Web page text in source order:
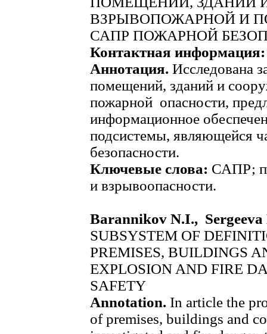
ВЗРЫВОПОЖАРНОЙ И
САПР ПОЖАРНОЙ
Контактная информация:
Аннотация. Исследована
помещений, зданий и
пожарной опасности,
информационное
подсистемы, являющейся
безопасности.
Ключевые слова: САПР;
и взрывоопасности.
Barannikov N.I.,
SUBSYSTEM OF
PREMISES, BUILDINGS
EXPLOSION AND FIRE
SAFETY
Annotation. In article the
of premises, buildings and